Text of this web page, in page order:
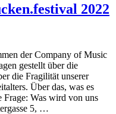
2022
der Company of Music
gestellt über die
die Fragilität unserer
Über das, was es
Frage: Was wird von uns
5, …